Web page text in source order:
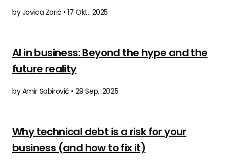
by Jovica Zorić • 17 Okt.. 2025
AI in business: Beyond the hype and the
future reality
by Amir Sabirović • 29 Sep.. 2025
Why technical debt is a risk for your
business (and how to fix it)